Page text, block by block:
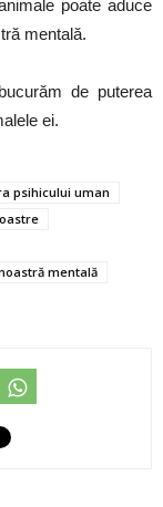
poate aduce
mentală.
de puterea
ei.
psihicului uman
mentală